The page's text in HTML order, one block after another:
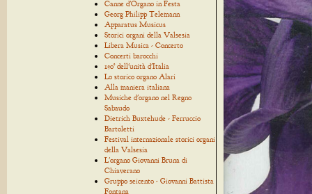
Canne d'Organo in Festa
Georg Philipp Telemann
Apparatus Musicus
Storici organi della Valsesia
Libera Musica - Concerto
Concerti barocchi
150° dell'unità d'Italia
Lo storico organo Alari
Alla maniera italiana
Musiche d'organo nel Regno
Sabaudo
Dietrich Buxtehude - Ferruccio
Bartoletti
Festival internazionale storici organi
della Valsesia
L'organo Giovanni Bruna di
Chiaverano
Gruppo seicento - Giovanni Battista
Fontana